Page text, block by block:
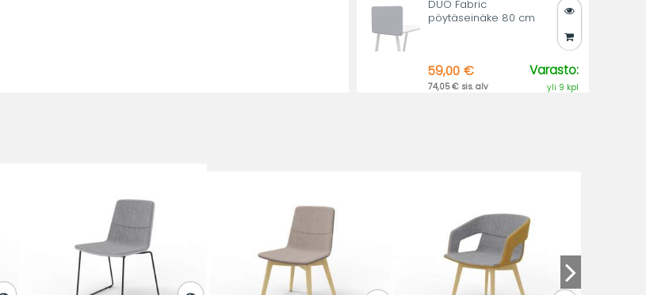
DUO Fabric
pöytäseinäke 80 cm
59,00 €
74,05 € sis. alv
Varasto:
yli 9 kpl